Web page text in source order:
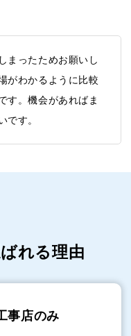
まったためお願いし
がわかるように比較
す。機会があればま
です。
れる理由
事店のみ